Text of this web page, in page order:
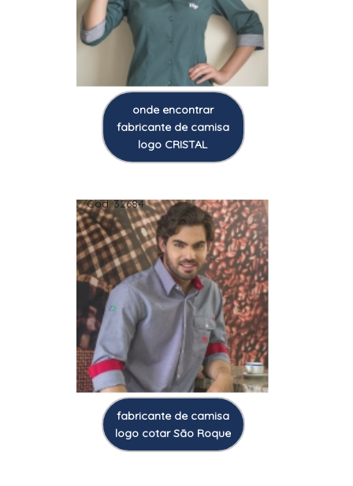
onde encontrar
fabricante de camisa
logo CRISTAL
Cod.:32684
fabricante de camisa
logo cotar São Roque